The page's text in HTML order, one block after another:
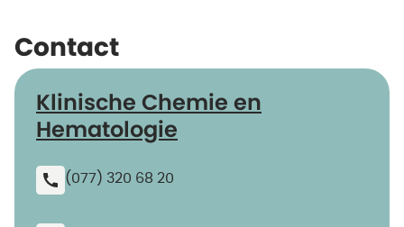
Contact
Klinische Chemie en
Hematologie
(077) 320 68 20